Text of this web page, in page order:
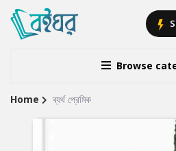
Browse
Site
Home ব্যর্থ প্রেমিক